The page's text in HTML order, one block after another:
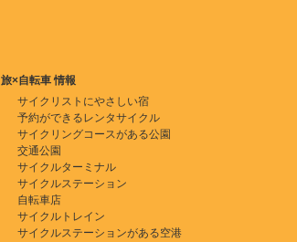
旅×自転車 情報
サイクリストにやさしい宿
予約ができるレンタサイクル
サイクリングコースがある公園
交通公園
サイクルターミナル
サイクルステーション
自転車店
サイクルトレイン
サイクルステーションがある空港